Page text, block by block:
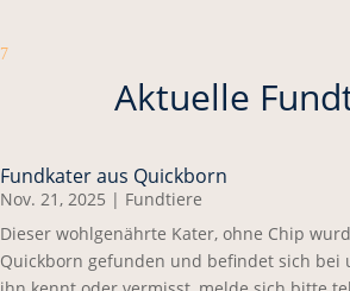
7
Aktuelle
Fundkater aus Quickborn
Nov. 21, 2025 | Fundtiere
Dieser wohlgenährte Kater, ohne Chip
Quickborn gefunden und befindet sich bei